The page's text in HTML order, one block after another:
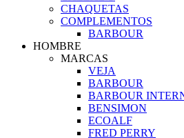
CHAQUETAS
COMPLEMENTOS
BARBOUR
HOMBRE
MARCAS
VEJA
BARBOUR
BARBOUR
BENSIMON
ECOALF
FRED PERRY